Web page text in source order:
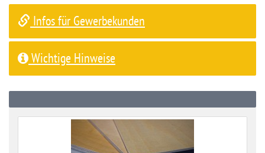
Infos für Gewerbekunden
Wichtige Hinweise